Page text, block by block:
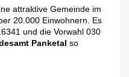
attraktive Gemeinde im
20.000 Einwohnern. Es
und die Vorwahl 030
Panketal so